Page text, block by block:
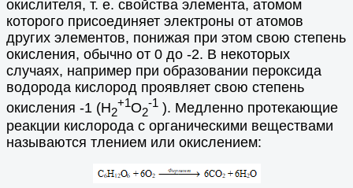
окислителя, т. е. свойства элемента, атомом
которого присоединяет электроны от атомов
других элементов, понижая при этом свою степень
окисления, обычно от 0 до -2. В некоторых
случаях, например при образовании пероксида
водорода кислород проявляет свою степень
окисления -1 (H2
+1O2
-1 ). Медленно протекающие
реакции кислорода с органическими веществами
называются тлением или окислением: